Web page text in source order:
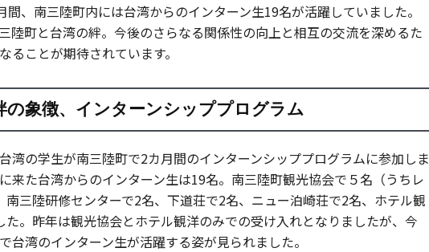
、南三陸町内には台湾からのインターン生19名が活躍していました。
陸町と台湾の絆。今後のさらなる関係性の向上と相互の交流を深めるた
ることが期待されています。
の象徴、インターンシッププログラム
湾の学生が南三陸町で2カ月間のインターンシッププログラムに参加しま
来た台湾からのインターン生は19名。南三陸町観光協会で５名（うちレ
南三陸研修センターで2名、下道荘で2名、ニュー泊崎荘で2名、ホテル観
た。昨年は観光協会とホテル観洋のみでの受け入れとなりましたが、今
台湾のインターン生が活躍する姿が見られました。